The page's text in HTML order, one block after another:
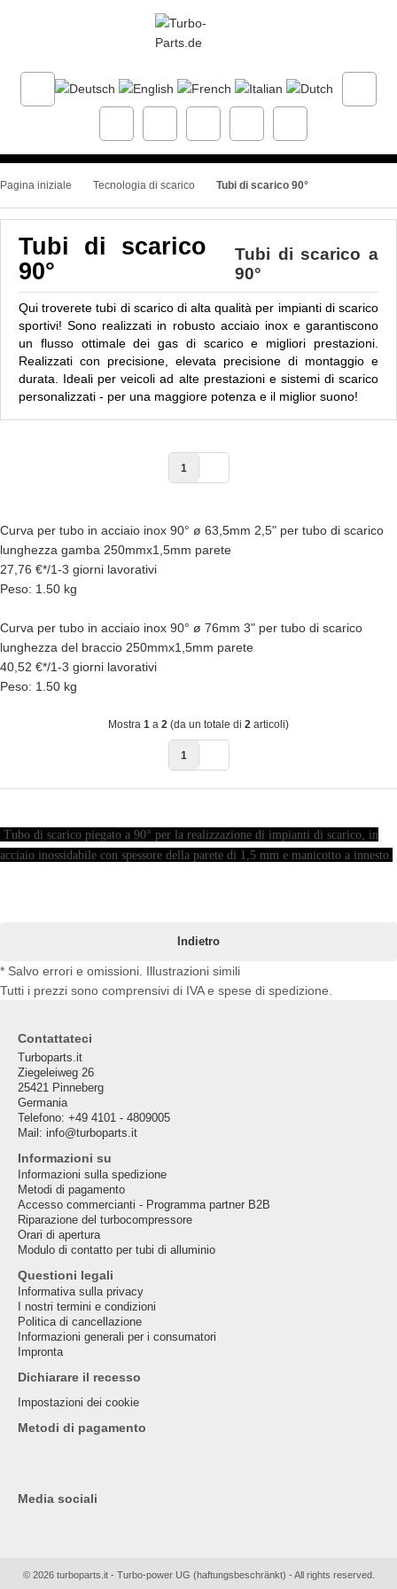
Pagina iniziale Tecnologia di scarico Tubi di scarico 90°
Tubi di scarico
90°
Tubi di scarico a
90°
Qui troverete tubi di scarico di alta qualità per impianti di scarico
sportivi! Sono realizzati in robusto acciaio inox e garantiscono
un flusso ottimale dei gas di scarico e migliori prestazioni.
Realizzati con precisione, elevata precisione di montaggio e
durata. Ideali per veicoli ad alte prestazioni e sistemi di scarico
personalizzati - per una maggiore potenza e il miglior suono!
1
Curva per tubo in acciaio inox 90° ø 63,5mm 2,5" per tubo di scarico
lunghezza gamba 250mmx1,5mm parete
27,76 €*/1-3 giorni lavorativi
Peso: 1.50 kg
Curva per tubo in acciaio inox 90° ø 76mm 3" per tubo di scarico
lunghezza del braccio 250mmx1,5mm parete
40,52 €*/1-3 giorni lavorativi
Peso: 1.50 kg
Mostra 1 a 2 (da un totale di 2 articoli)
1
Tubo di scarico piegato a 90° per la realizzazione di impianti di scarico, in
acciaio inossidabile con spessore della parete di 1,5 mm e manicotto a innesto.
Indietro
* Salvo errori e omissioni. Illustrazioni simili
Tutti i prezzi sono comprensivi di IVA e spese di spedizione.
Contattateci
Turboparts.it
Ziegeleiweg 26
25421 Pinneberg
Germania
Telefono: +49 4101 - 4809005
Mail: info@turboparts.it
Informazioni su
Informazioni sulla spedizione
Metodi di pagamento
Accesso commercianti - Programma partner B2B
Riparazione del turbocompressore
Orari di apertura
Modulo di contatto per tubi di alluminio
Questioni legali
Informativa sulla privacy
I nostri termini e condizioni
Politica di cancellazione
Informazioni generali per i consumatori
Impronta
Dichiarare il recesso
Impostazioni dei cookie
Metodi di pagamento
Media sociali
© 2026 turboparts.it - Turbo-power UG (haftungsbeschränkt) - All rights reserved.